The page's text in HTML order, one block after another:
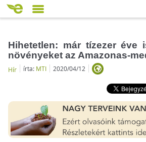
Hihetetlen: már tízezer éve
növényeket az Amazonas-
Hír írta: MTI 2020/04/12